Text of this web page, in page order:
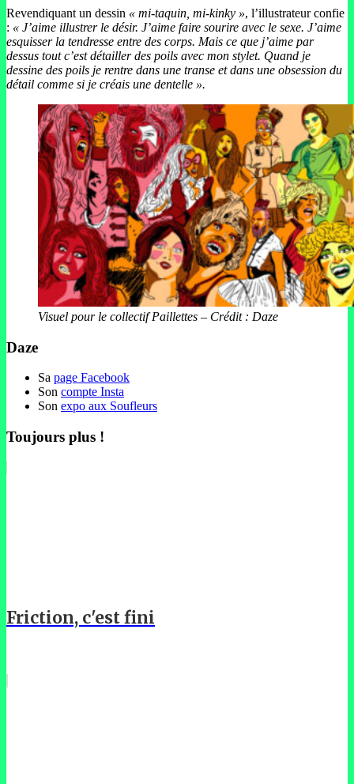
Revendiquant un dessin « mi-taquin, mi-kinky », l’illustrateur confie
: « J’aime illustrer le désir. J’aime faire sourire avec le sexe. J’aime
esquisser la tendresse entre des corps. Mais ce que j’aime par
dessus tout c’est détailler des poils avec mon stylet. Quand je
dessine des poils je rentre dans une transe et dans une obsession du
détail comme si je créais une dentelle ».
Visuel pour le collectif Paillettes – Crédit : Daze
Daze
Sa page Facebook
Son compte Insta
Son expo aux Soufleurs
Toujours plus !
Friction, c'est fini